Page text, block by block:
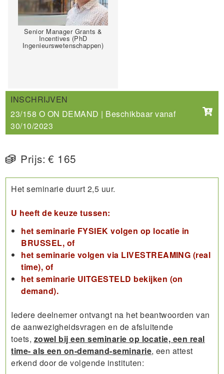
Senior Manager Grants &
Incentives (PhD
Ingenieurswetenschappen)
INSCHRIJVEN
23/158 O ON DEMAND | Beschikbaar vanaf
30/10/2023
Prijs: € 165
Het seminarie duurt 2,5 uur.
U heeft de keuze tussen:
het seminarie FYSIEK volgen op locatie in
BRUSSEL, of
het seminarie volgen via LIVESTREAMING (real
time), of
het seminarie UITGESTELD bekijken (on
demand).
Iedere deelnemer ontvangt na het beantwoorden van
de aanwezigheidsvragen en de afsluitende
toets, zowel bij een seminarie op locatie, een real
time- als een on-demand-seminarie, een attest
erkend door de volgende instituten: